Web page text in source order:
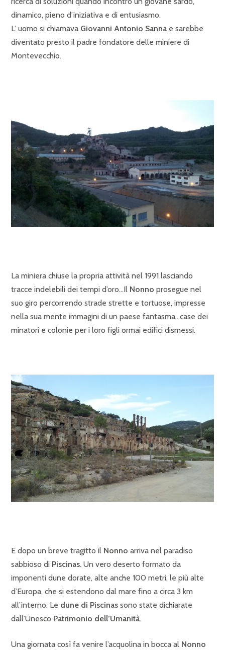
dinamico, pieno d’iniziativa e di entusiasmo.
L’ uomo si chiamava Giovanni Antonio Sanna e sarebbe
diventato presto il padre fondatore delle miniere di
Montevecchio.
La miniera chiuse la propria attività nel 1991 lasciando
tracce indelebili dei tempi d’oro…Il Nonno prosegue nel
suo giro percorrendo strade strette e tortuose, impresse
nella sua mente immagini di un paese fantasma…case dei
minatori e colonie per i loro figli ormai edifici dismessi.
E dopo un breve tragitto il Nonno arriva nel paradiso
sabbioso di Piscinas. Un vero deserto formato da
imponenti dune dorate, alte anche 100 metri, le più alte
d’Europa, che si estendono dal mare fino a circa 3 km
all’interno. Le dune di Piscinas sono state dichiarate
dall’Unesco Patrimonio dell’Umanità.
Una giornata così fa venire l’acquolina in bocca al Nonno